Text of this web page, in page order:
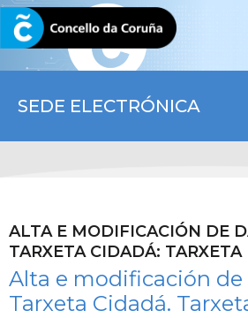
SEDE ELECTRÓNICA
CORUNA.GAL
ALTA E MODIFICACIÓN DE
TARXETA CIDADÁ:
Alta e modificación de
Tarxeta Cidadá.